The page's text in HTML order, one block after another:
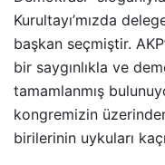
Kurultayı’mızda
başkan seçmiştir.
bir saygınlıkla ve
tamamlanmış
kongremizin
birilerinin uykuları